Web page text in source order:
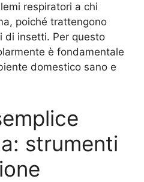
respiratori a chi
poiché trattengono
di insetti. Per questo
è fondamentale
domestico sano e
strumenti